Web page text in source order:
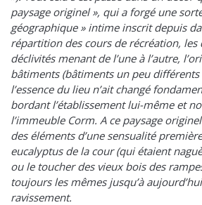
paysage originel », qui a forgé une
géographique » intime inscrit depuis
répartition des cours de récréation, les
déclivités menant de l’une à l’autre,
bâtiments (bâtiments un peu différents
l’essence du lieu n’ait changé
bordant l’établissement lui-même et
l’immeuble Corm. A ce paysage
des éléments d’une sensualité
eucalyptus de la cour (qui étaient
ou le toucher des vieux bois des
toujours les mêmes jusqu’à
ravissement.